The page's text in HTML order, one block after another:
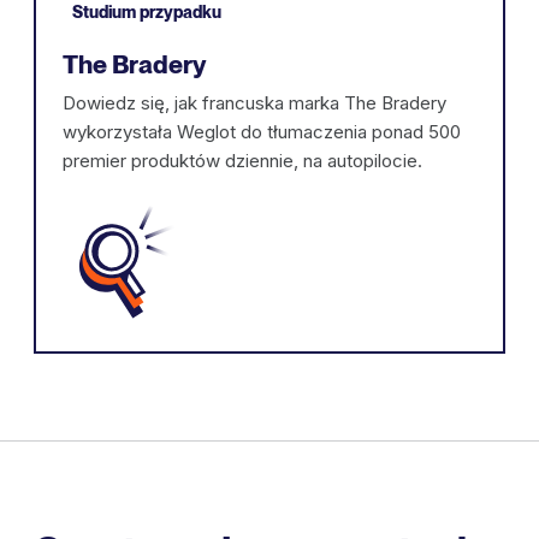
Studium przypadku
The Bradery
Dowiedz się, jak francuska marka The Bradery
wykorzystała Weglot do tłumaczenia ponad 500
premier produktów dziennie, na autopilocie.